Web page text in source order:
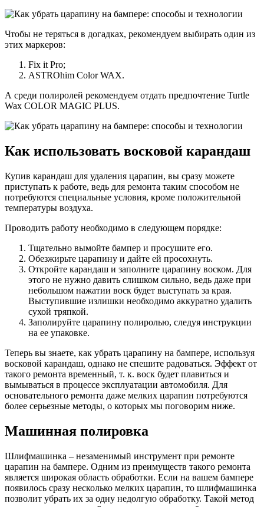
Чтобы не теряться в догадках, рекомендуем выбирать один из
этих маркеров:
Fix it Pro;
ASTROhim Color WAX.
А среди полиролей рекомендуем отдать предпочтение Turtle
Wax COLOR MAGIC PLUS.
Как использовать восковой карандаш
Купив карандаш для удаления царапин, вы сразу можете
приступать к работе, ведь для ремонта таким способом не
потребуются специальные условия, кроме положительной
температуры воздуха.
Проводить работу необходимо в следующем порядке:
Тщательно вымойте бампер и просушите его.
Обезжирьте царапину и дайте ей просохнуть.
Откройте карандаш и заполните царапину воском. Для
этого не нужно давить слишком сильно, ведь даже при
небольшом нажатии воск будет выступать за края.
Выступившие излишки необходимо аккуратно удалить
сухой тряпкой.
Заполируйте царапину полиролью, следуя инструкции
на ее упаковке.
Теперь вы знаете, как убрать царапину на бампере, используя
восковой карандаш, однако не спешите радоваться. Эффект от
такого ремонта временный, т. к. воск будет плавиться и
вымываться в процессе эксплуатации автомобиля. Для
основательного ремонта даже мелких царапин потребуются
более серьезные методы, о которых мы поговорим ниже.
Машинная полировка
Шлифмашинка – незаменимый инструмент при ремонте
царапин на бампере. Одним из преимуществ такого ремонта
является широкая область обработки. Если на вашем бампере
появилось сразу несколько мелких царапин, то шлифмашинка
позволит убрать их за одну недолгую обработку. Такой метод